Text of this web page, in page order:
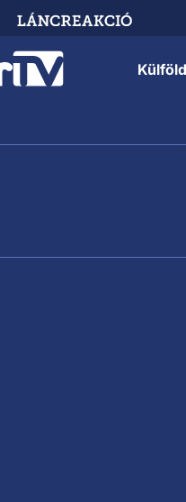
Külföld